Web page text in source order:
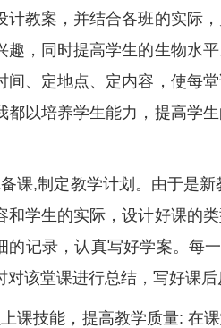
计教案，并结合各班的实际
趣，同时提高学生的生物水
间、定地点、定内容，使每
都以培养学生能力，提高学
课,制定教学计划。由于是
和学生的实际，设计好课的
的记录，认真写好学案。每
对该堂课进行总结，写好课
课技能，提高教学质量: 在